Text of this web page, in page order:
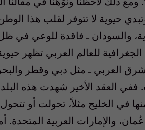
حيوية لا تتوفر لقلب هذا
والسودان ـ فاقدة للوعي في ظل
للعالم العربي تظهر
العربي ـ مثل دبي وقطر
ففي العقد الأخير شهدت هذه
في الخليج مثلاً، تحولت أو
والإمارات العربية